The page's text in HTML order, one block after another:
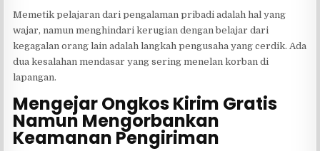
Memetik pelajaran dari pengalaman pribadi adalah hal yang
wajar, namun menghindari kerugian dengan belajar dari
kegagalan orang lain adalah langkah pengusaha yang cerdik. Ada
dua kesalahan mendasar yang sering menelan korban di
lapangan.
Mengejar Ongkos Kirim Gratis
Namun Mengorbankan
Keamanan Pengiriman